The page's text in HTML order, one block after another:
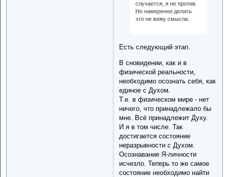
случается, я не против.
Но намеренно делать
это не вижу смысла.
Есть следующий этап.
В сновидении, как и в
физической реальности,
необходимо осознать себя, как
единое с Духом.
Т.е. в физическом мире - нет
ничего, что принадлежало бы
мне. Всё принадлежит Духу.
И я в том числе. Так
достигается состояние
неразрывности с Духом.
Осознавание Я-личности
исчезло. Теперь то же самое
состояние необходимо найти